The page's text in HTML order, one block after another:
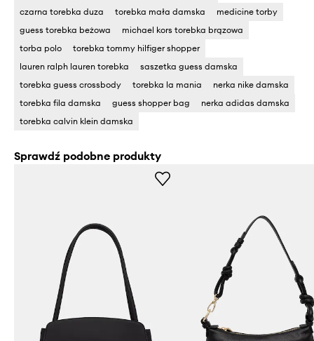
czarna torebka duza
torebka mała damska
medicine torby
guess torebka beżowa
michael kors torebka brązowa
torba polo
torebka tommy hilfiger shopper
lauren ralph lauren torebka
saszetka guess damska
torebka guess crossbody
torebka la mania
nerka nike damska
torebka fila damska
guess shopper bag
nerka adidas damska
torebka calvin klein damska
Sprawdź podobne produkty